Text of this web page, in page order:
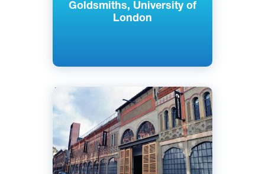
Goldsmiths, University of
London
Английский
Лондон, Великобритания
Частный